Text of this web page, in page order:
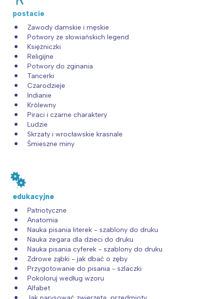
postacie
Zawody damskie i męskie
Potwory ze słowiańskich legend
Księżniczki
Religijne
Potwory do zginania
Tancerki
Czarodzieje
Indianie
Królewny
Piraci i czarne charaktery
Ludzie
Skrzaty i wrocławskie krasnale
Śmieszne miny
edukacyjne
Patriotyczne
Anatomia
Nauka pisania literek - szablony do druku
Nauka zegara dla dzieci do druku
Nauka pisania cyferek - szablony do druku
Zdrowe ząbki - jak dbać o zęby
Przygotowanie do pisania - szlaczki
Pokoloruj według wzoru
Alfabet